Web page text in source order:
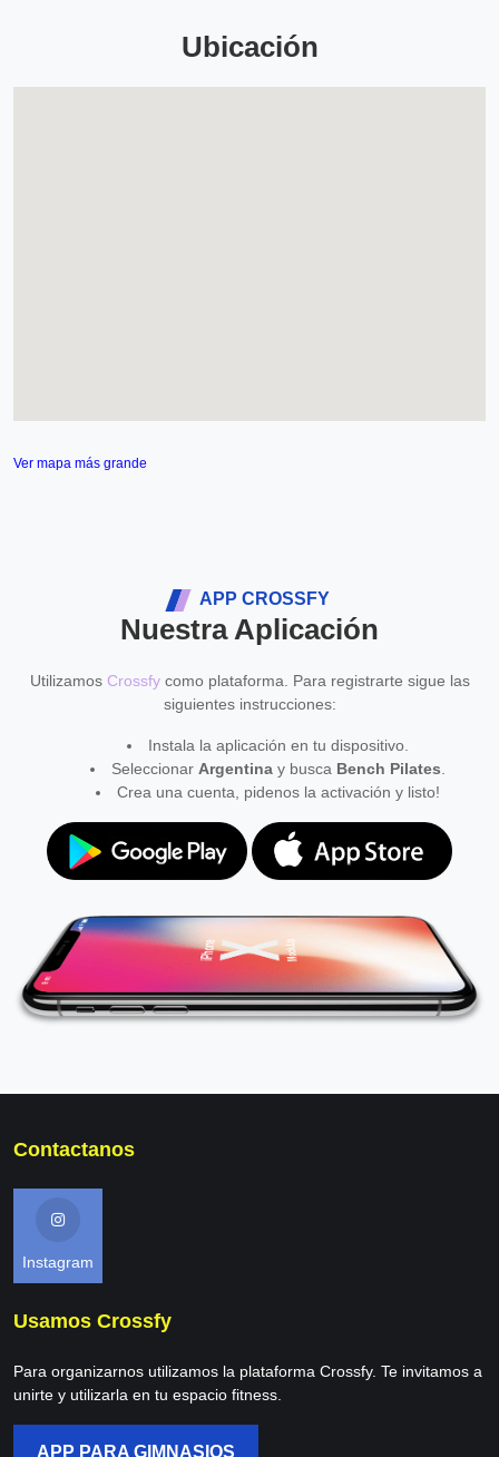
Ubicación
Ver mapa más grande
APP CROSSFY
Nuestra Aplicación
Utilizamos Crossfycomo plataforma. Para registrarte sigue las
siguientes instrucciones:
Instala la aplicación en tu dispositivo.
Seleccionar Argentinay busca Bench Pilates
Crea una cuenta, pidenos la activación y listo!
Contactanos
Instagram
Usamos Crossfy
Para organizarnos utilizamos la plataforma Crossfy. Te invitamos a
unirte y utilizarla en tu espacio fitness.
APP PARA GIMNASIOS